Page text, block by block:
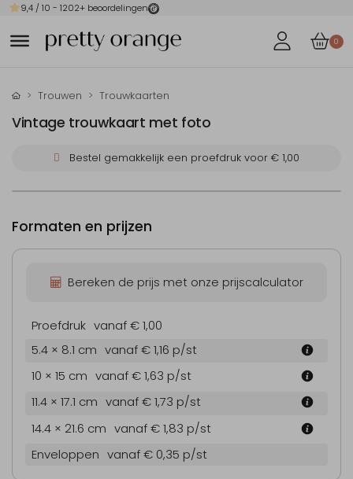
9,4 / 10 - 1202+ beoordelingen
0
Trouwen Trouwkaarten
Vintage trouwkaart met foto
Bestel gemakkelijk een proefdruk voor € 1,00
Formaten en prijzen
Bereken de prijs met onze prijscalculator
Proefdruk vanaf € 1,00
5.4 × 8.1 cm vanaf € 1,16 p/st
10 × 15 cm vanaf € 1,63 p/st
11.4 × 17.1 cm vanaf € 1,73 p/st
14.4 × 21.6 cm vanaf € 1,83 p/st
Enveloppen vanaf € 0,35 p/st